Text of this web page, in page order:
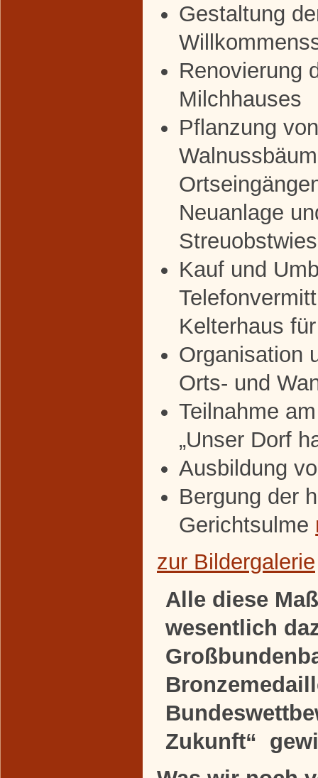
Gestaltung
Renovierung
Milchhauses
Pflanzung
Neuanlage
Kauf und
Kelterhaus
Organisation
Orts- und
Teilnahme
„Unser Dorf
Ausbildung
Bergung der
Gerichtsulme
zur Bildergalerie
Alle diese
wesentlich
Zukunft“